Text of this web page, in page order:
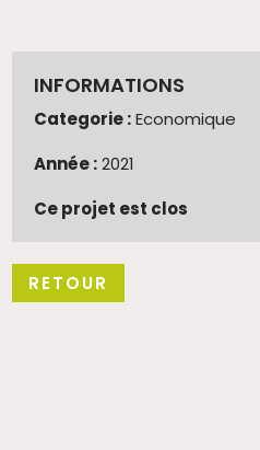
INFORMATIONS
Categorie :Economique
Année :2021
Ce projet est clos
RETOUR